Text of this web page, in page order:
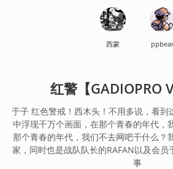
西蒙 ppbear
红警【GADIOPRO
于子 红色警戒！西木头！不用多说，看到
中浮现千万个画面，在那个青春的年代，
那个青春的年代，我们不去网吧干什么？
家，同时也是战队队长的RAFAN以及会员
事